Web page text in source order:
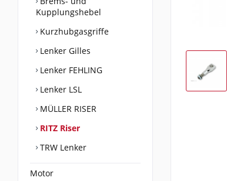
Kupplungshebel
Kurzhubgasgriffe
Lenker Gilles
Lenker FEHLING
Lenker LSL
MÜLLER RISER
RITZ Riser
TRW Lenker
Motor